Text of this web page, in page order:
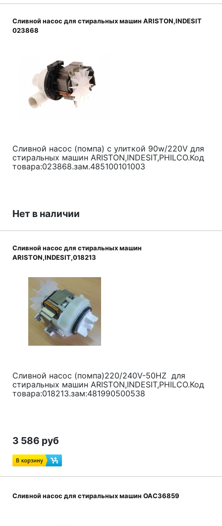
Сливной насос для стиральных машин ARISTON,INDESIT
023868
Сливной насос (помпа) с улиткой 90w/220V для
стиральных машин ARISTON,INDESIT,PHILCO.Код
товара:023868.зам.485100101003
Нет в наличии
Сливной насос для стиральных машин
ARISTON,INDESIT,018213
Сливной насос (помпа)220/240V-50HZ для
стиральных машин ARISTON,INDESIT,PHILCO.Код
товара:018213.зам:481990500538
3 586 руб
Сливной насос для стиральных машин ОАС36859